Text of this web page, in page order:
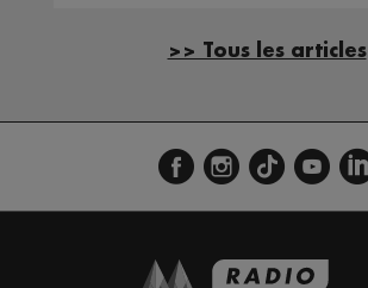
>> Tous les articles